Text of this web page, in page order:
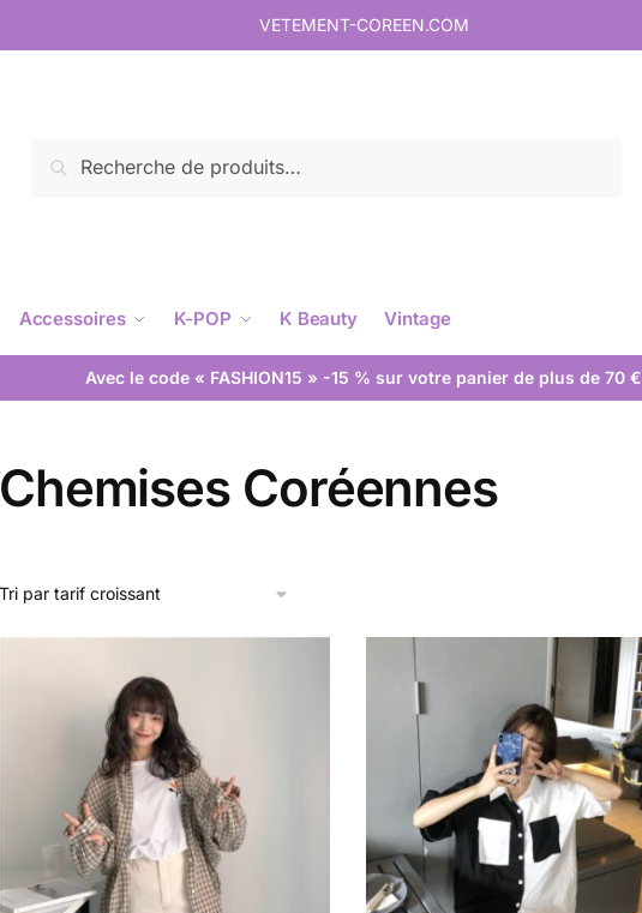
VETEMENT-COREEN.COM
Recherche
Accessoires K-POP K Beauty Vintage
Avec le code « FASHION15 » -15 % sur votre panier de plus de 70 €
Chemises Coréennes